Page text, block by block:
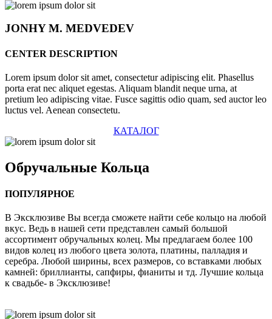
JONHYM. MEDVEDEV
CENTER DESCRIPTION
Lorem ipsum dolor sit amet, consectetur adipiscing elit. Phasellus
porta erat nec aliquet egestas. Aliquam blandit neque urna, at
pretium leo adipiscing vitae. Fusce sagittis odio quam, sed auctor leo
luctus vel. Aenean consectetu.
КАТАЛОГ
Обручальные Кольца
ПОПУЛЯРНОЕ
В Эксклюзиве Вы всегда сможете найти себе кольцо на любой
вкус. Ведь в нашей сети представлен самый большой
ассортимент обручальных колец. Мы предлагаем более 100
видов колец из любого цвета золота, платины, палладия и
серебра. Любой ширины, всех размеров, со вставками любых
камней: бриллианты, сапфиры, фианиты и тд. Лучшие кольца
к свадьбе- в Эксклюзиве!